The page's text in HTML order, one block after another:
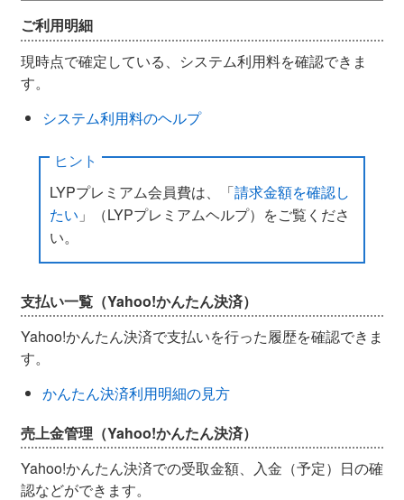
ご利用明細
現時点で確定している、システム利用料を確認できま
す。
システム利用料のヘルプ
ヒント
LYPプレミアム会員費は、「請求金額を確認し
たい 」（LYPプレミアムヘルプ）をご覧くださ
い。
支払い一覧（Yahoo!かんたん決済）
Yahoo!かんたん決済で支払いを行った履歴を確認できま
す。
かんたん決済利用明細の見方
売上金管理（Yahoo!かんたん決済）
Yahoo!かんたん決済での受取金額、入金（予定）日の確
認などができます。